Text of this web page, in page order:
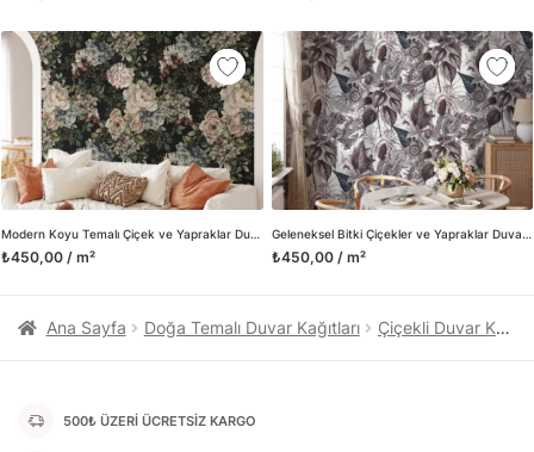
Modern Koyu Temalı Çiçek ve Yapraklar Duvar Kağıdı, Soyut Botanik Desenli Oturma Odası Dekoru için Duvar Posteri
₺450,00 / m²
Geleneksel Bitki Çiçekler ve Yapraklar Duvar Kağıdı, Eski Zaman Bahçesi Görünümü için Duvar Posteri
₺450,00 / m²
üretimini ve satışını yapmaktadır. Duvar tasarımının önemini
biliyor ve evin en kritik dekorasyon alanı olduğunu kabul
ediyoruz. Bu nedenle ürün yelpazemizi sürekli genişletiyor ve
trendlere ayak uydurmanın yanı sıra yeni trendlerin oluşumunda
da öncü rol üstleniyoruz.
Herhangi bir soru ya da sorununuz olursa bizimle iletişime
geçebilirsiniz.
Ana Sayfa Doğa Temalı Duvar Kağıtları Çiçekli Duvar Kağıtları
500₺ ÜZERİ ÜCRETSİZ KARGO